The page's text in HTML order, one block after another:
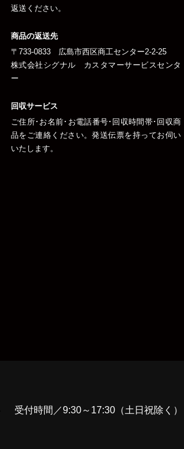
返送ください。
商品の返送先
〒733-0833 広島市西区商工センター2-2-25
株式会社シグナル カスタマーサービスセンタ
ー
回収サービス
ご住所･お名前･お電話番号･回収時間帯･回収商
品をご連絡ください。発送伝票を持ってお伺い
いたします。
受付時間／9:30～17:30（土日祝除く）